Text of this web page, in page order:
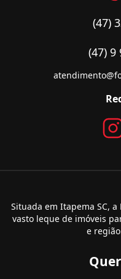
(47)
(47) 9
Situada em Itapema SC,
vasto leque de imóveis
e